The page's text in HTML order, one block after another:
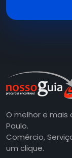
O melhor e mais
Paulo.
Comércio,
um clique.